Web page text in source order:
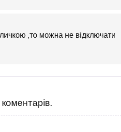
,то можна не відключати